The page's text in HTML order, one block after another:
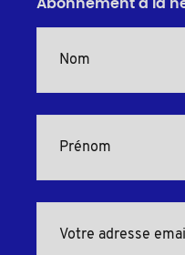
Abonnement à la